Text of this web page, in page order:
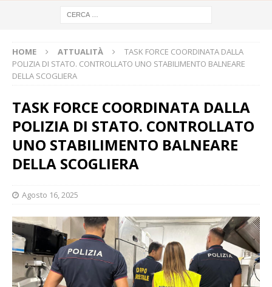
HOME ATTUALITÀ
TASK FORCE COORDINATA DALLA
POLIZIA DI STATO. CONTROLLATO UNO STABILIMENTO BALNEARE
DELLA SCOGLIERA
TASK FORCE COORDINATA DALLA
POLIZIA DI STATO. CONTROLLATO
UNO STABILIMENTO BALNEARE
DELLA SCOGLIERA
Agosto 16, 2025